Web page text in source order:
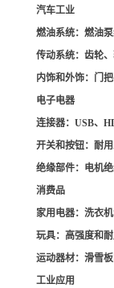
汽车工业
燃油系统：燃油
传动系统：齿轮
内饰和外饰：门
电子电器
连接器：USB、
开关和按钮：耐
绝缘部件：电机
消费品
家用电器：洗衣
玩具：高强度和
运动器材：滑雪
工业应用